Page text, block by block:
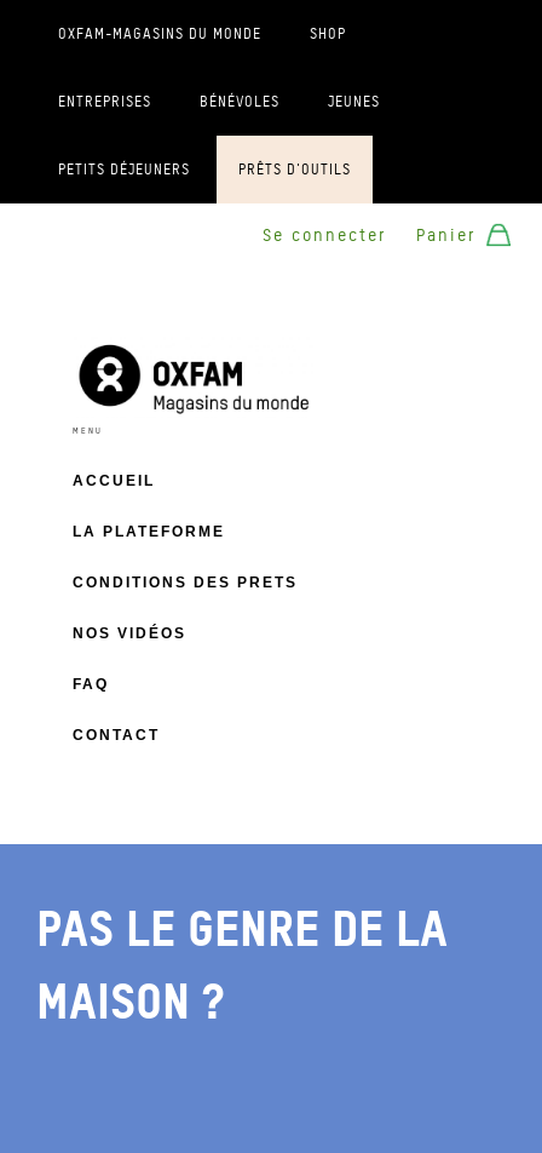
OXFAM-MAGASINS DU MONDE SHOP
ENTREPRISES BÉNÉVOLES JEUNES
PETITS DÉJEUNERS PRÊTS D'OUTILS
Se connecter Panier
ACCUEIL
LA PLATEFORME
CONDITIONS DES PRETS
NOS VIDÉOS
FAQ
CONTACT
Pas le Genre de la
maison ?